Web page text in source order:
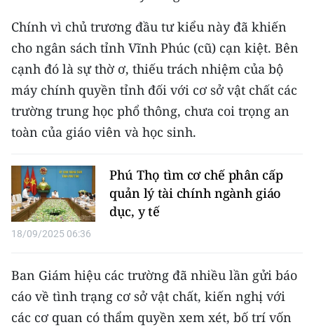
Chính vì chủ trương đầu tư kiểu này đã khiến
cho ngân sách tỉnh Vĩnh Phúc (cũ) cạn kiệt. Bên
cạnh đó là sự thờ ơ, thiếu trách nhiệm của bộ
máy chính quyền tỉnh đối với cơ sở vật chất các
trường trung học phổ thông, chưa coi trọng an
toàn của giáo viên và học sinh.
Phú Thọ tìm cơ chế phân cấp
quản lý tài chính ngành giáo
dục, y tế
18/09/2025 06:36
Ban Giám hiệu các trường đã nhiều lần gửi báo
cáo về tình trạng cơ sở vật chất, kiến nghị với
các cơ quan có thẩm quyền xem xét, bố trí vốn